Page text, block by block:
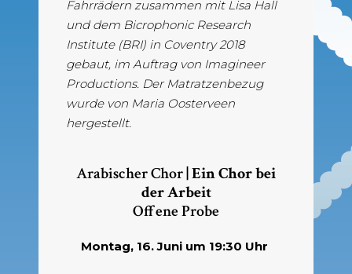
Fahrrädern zusammen mit Lisa Hall
und dem Bicrophonic Research
Institute (BRI) in Coventry 2018
gebaut, im Auftrag von Imagineer
Productions. Der Matratzenbezug
wurde von Maria Oosterveen
hergestellt.
Arabischer Chor | Ein Chor bei
der Arbeit
Offene Probe
Montag, 16. Juni um 19:30 Uhr